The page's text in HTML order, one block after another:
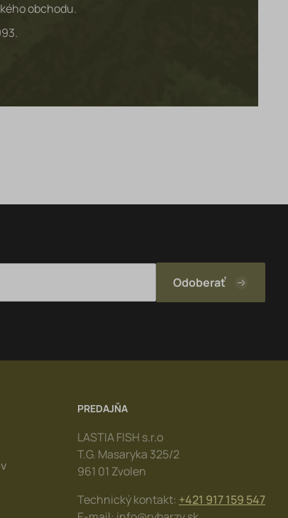
obchodu.
PREDAJŇA
LASTIA FISH s.r.o
T.G. Masaryka 325/2
961 01 Zvolen
Technický kontakt: +421 917 159 547